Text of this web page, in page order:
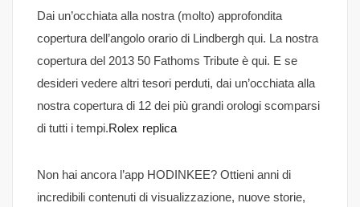
Dai un’occhiata alla nostra (molto) approfondita
copertura dell’angolo orario di Lindbergh qui. La nostra
copertura del 2013 50 Fathoms Tribute è qui. E se
desideri vedere altri tesori perduti, dai un’occhiata alla
nostra copertura di 12 dei più grandi orologi scomparsi
di tutti i tempi.Rolex replica
Non hai ancora l’app HODINKEE? Ottieni anni di
incredibili contenuti di visualizzazione, nuove storie,